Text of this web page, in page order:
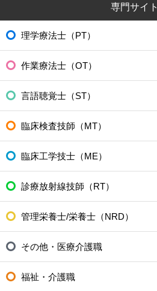
専門サイト
理学療法士（PT）
作業療法士（OT）
言語聴覚士（ST）
臨床検査技師（MT）
臨床工学技士（ME）
診療放射線技師（RT）
管理栄養士/栄養士（NRD）
その他・医療介護職
福祉・介護職